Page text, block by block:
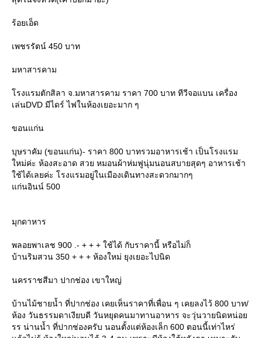
ร้อยเอ็ด
เพชรรัตน์ 450 บาท
มหาสารคาม
รงแรมตักสิลา จ.มหาสารคาม ราคา 700 บาท ทีวีจอแบน เครื่อง
เล่นDVD มีไดร์ ไฟในห้องเยอะมาก ๆ
ขอนแก่น
บุษราคัม (ขอนแก่น)- ราคา 800 บาทรวมอาหารเช้า เป็นโรงแรม
หม่ค่ะ ห้องสะอาด สวย หมอนผ้าห่มฟูนุ่มนอนสบายสุดๆ อาหารเช้า
ช้ได้เลยค่ะ โรงแรมอยู่ในเมืองเดินทางสะดวกมากๆ
ก่นอินน์ 500
มุกดาหาร
พลอยพาเลช 900 .- + + + ใช้ได้ กับราคานี้ หรือไม่ก็
บ้านริมสวน 350 + + + ห้องใหม่ ยุงเยอะไปนิด
นครราชสีมา ปากช่อง เขาใหญ่
บ้านไม้ชายน้ำ ที่ปากช่อง เคยเห็นราคาที่เพื่อน ๆ เคยลงไว้ 800 บาท/
ห้อง วันธรรมดาเงียบดี วันหยุดคนมาทานอาหาร จะวุ่นวายนิดหน่อ
รร น่านน้ำ ที่ปากช่องครับ นอนตั้งแต่ห้องเล็ก 600 ตอนนี้เท่าไหร่